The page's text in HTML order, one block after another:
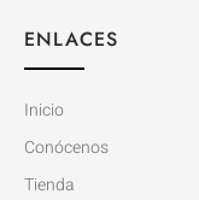
ENLACES
Inicio
Conócenos
Tienda